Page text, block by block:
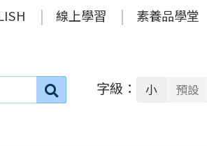
線上學習 素養品學堂
搜
字級： 小 預設